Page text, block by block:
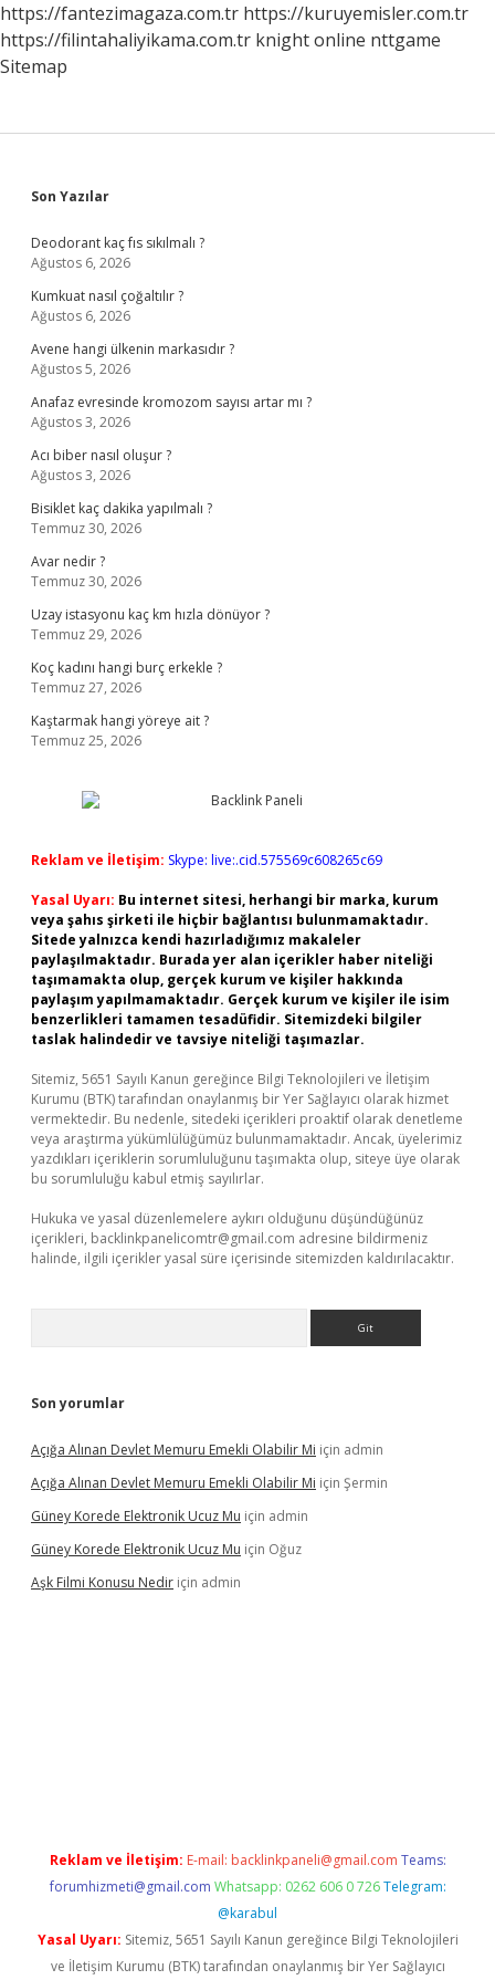
https://fantezimagaza.com.tr https://kuruyemisler.com.tr
https://filintahaliyikama.com.tr knight online nttgame
Sitemap
Sidebar
Son Yazılar
Deodorant kaç fıs sıkılmalı ?
Ağustos 6, 2026
Kumkuat nasıl çoğaltılır ?
Ağustos 6, 2026
Avene hangi ülkenin markasıdır ?
Ağustos 5, 2026
Anafaz evresinde kromozom sayısı artar mı ?
Ağustos 3, 2026
Acı biber nasıl oluşur ?
Ağustos 3, 2026
Bisiklet kaç dakika yapılmalı ?
Temmuz 30, 2026
Avar nedir ?
Temmuz 30, 2026
Uzay istasyonu kaç km hızla dönüyor ?
Temmuz 29, 2026
Koç kadını hangi burç erkekle ?
Temmuz 27, 2026
Kaştarmak hangi yöreye ait ?
Temmuz 25, 2026
Reklam ve İletişim: Skype: live:.cid.575569c608265c69
Yasal Uyarı: Bu internet sitesi, herhangi bir marka, kurum
veya şahıs şirketi ile hiçbir bağlantısı bulunmamaktadır.
Sitede yalnızca kendi hazırladığımız makaleler
paylaşılmaktadır. Burada yer alan içerikler haber niteliği
taşımamakta olup, gerçek kurum ve kişiler hakkında
paylaşım yapılmamaktadır. Gerçek kurum ve kişiler ile isim
benzerlikleri tamamen tesadüfidir. Sitemizdeki bilgiler
taslak halindedir ve tavsiye niteliği taşımazlar.
Sitemiz, 5651 Sayılı Kanun gereğince Bilgi Teknolojileri ve İletişim
Kurumu (BTK) tarafından onaylanmış bir Yer Sağlayıcı olarak hizmet
vermektedir. Bu nedenle, sitedeki içerikleri proaktif olarak denetleme
veya araştırma yükümlülüğümüz bulunmamaktadır. Ancak, üyelerimiz
yazdıkları içeriklerin sorumluluğunu taşımakta olup, siteye üye olarak
bu sorumluluğu kabul etmiş sayılırlar.
Hukuka ve yasal düzenlemelere aykırı olduğunu düşündüğünüz
içerikleri, backlinkpanelicomtr@gmail.com adresine bildirmeniz
halinde, ilgili içerikler yasal süre içerisinde sitemizden kaldırılacaktır.
Son yorumlar
Açığa Alınan Devlet Memuru Emekli Olabilir Mi için admin
Açığa Alınan Devlet Memuru Emekli Olabilir Mi için Şermin
Güney Korede Elektronik Ucuz Mu için admin
Güney Korede Elektronik Ucuz Mu için Oğuz
Aşk Filmi Konusu Nedir için admin
Reklam ve İletişim: E-mail: backlinkpaneli@gmail.com Teams:
forumhizmeti@gmail.com Whatsapp: 0262 606 0 726 Telegram:
@karabul
Yasal Uyarı: Sitemiz, 5651 Sayılı Kanun gereğince Bilgi Teknolojileri
ve İletişim Kurumu (BTK) tarafından onaylanmış bir Yer Sağlayıcı